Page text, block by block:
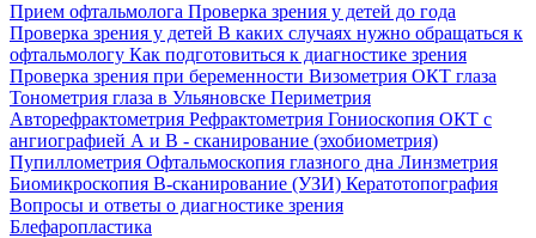
Прием офтальмолога Проверка зрения у детей до года
Проверка зрения у детей В каких случаях нужно обращаться к
офтальмологу Как подготовиться к диагностике зрения
Проверка зрения при беременности Визометрия ОКТ глаза
Тонометрия глаза в Ульяновске Периметрия
Авторефрактометрия Рефрактометрия Гониоскопия ОКТ с
ангиографией А и В - сканирование (эхобиометрия)
Пупиллометрия Офтальмоскопия глазного дна Линзметрия
Биомикроскопия В-сканирование (УЗИ) Кератотопография
Вопросы и ответы о диагностике зрения
Блефаропластика